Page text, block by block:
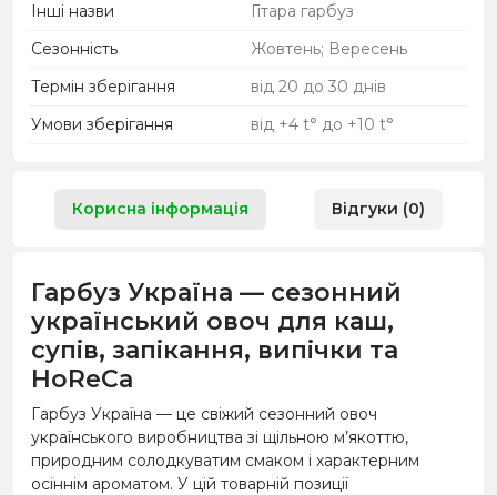
Інші назви
Гітара гарбуз
Сезонність
Жовтень; Вересень
Термін зберігання
від 20 до 30 днів
Умови зберігання
від +4 t° до +10 t°
Корисна інформація Відгуки (0)
Гарбуз Україна — сезонний
український овоч для каш,
супів, запікання, випічки та
HoReCa
Гарбуз Україна — це свіжий сезонний овоч
українського виробництва зі щільною м’якоттю,
природним солодкуватим смаком і характерним
осіннім ароматом. У цій товарній позиції